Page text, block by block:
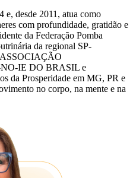
e, desde 2011, atua como
com profundidade, gratidão e
da Federação Pomba
da regional SP-
IE DO BRASIL e
da Prosperidade em MG, PR e
no corpo, na mente e na